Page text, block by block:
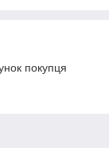
покупця